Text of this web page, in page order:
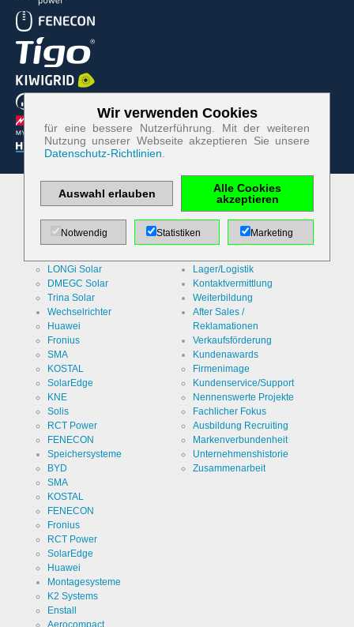
Solarmodule
LONGi Solar
DMEGC Solar
Trina Solar
Wechselrichter
Huawei
Fronius
SMA
KOSTAL
SolarEdge
KNE
Solis
RCT Power
FENECON
Speichersysteme
BYD
SMA
KOSTAL
FENECON
Fronius
RCT Power
SolarEdge
Huawei
Montagesysteme
K2 Systems
Enstall
Aerocompact
Leistungen
Systemkalkulator
Lager/Logistik
Kontaktvermittlung
Weiterbildung
After Sales /
Reklamationen
Verkaufsförderung
Kundenawards
Firmenimage
Kundenservice/Support
Nennenswerte Projekte
Fachlicher Fokus
Ausbildung Recruiting
Markenverbundenheit
Unternehmenshistorie
Zusammenarbeit
Zum Betrieb der Seite notwendige Cookies:
Name
PHP
Anbieter
EWS GmbH
Absicherung
Kontaktformular
/ SPAM
Schutz
Cookie Name PHPSESSID
Cookie Laufzeit
Name
Cookiespeicherung
Entscheidungscookie
Anbieter
Zweck
Einstellungen
Cookie Name
Cookie Laufzeit
Cookies die zur Auswertung der Benutzerstatistik
Name
Wir verwenden Cookies
für eine bessere Nutzerführung. Mit der weiteren
Nutzung unserer Webseite akzeptieren Sie unsere
Datenschutz-Richtlinien
Auswahl erlauben
Alle Cookies
akzeptieren
Notwendig Statistiken Marketing